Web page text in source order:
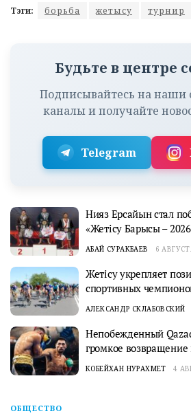
Тэги: борьба жетысу турнир
Будьте в центре
Подписывайтесь на наши
каналы и получайте
Telegram
Нияз Ерсайын стал
«Жетісу Барысы –
АБАЙ СУРАКБАЕВ 6
Жетісу укрепляет
спортивных
АЛЕКСАНДР СКЛАБОВСКИЙ
Непобежденный
громкое возвращение
КОБЕЙХАН НУРАХМЕТ 4
ОБЩЕСТВО